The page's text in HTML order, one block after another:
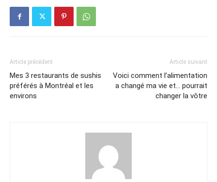
Article précédent
Mes 3 restaurants de sushis
préférés à Montréal et les
environs
Article suivant
Voici comment l’alimentation
a changé ma vie et… pourrait
changer la vôtre